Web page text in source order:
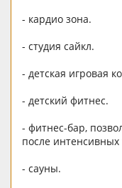
- кардио зона.
- студия сайкл.
- детская игровая
- детский фитнес.
- фитнес-бар,
после
- сауны.